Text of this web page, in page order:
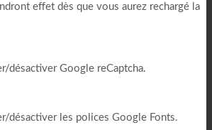
effet dès que vous aurez rechargé la
désactiver Google reCaptcha.
désactiver les polices Google Fonts.